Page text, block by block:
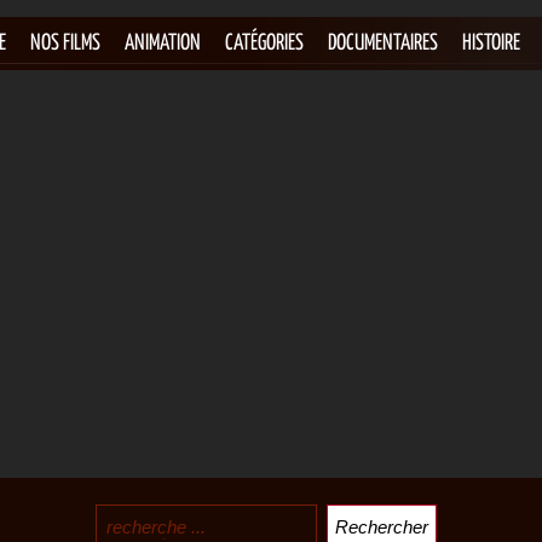
NOS FILMS ANIMATION CATÉGORIES DOCUMENTAIRES HISTOIRE